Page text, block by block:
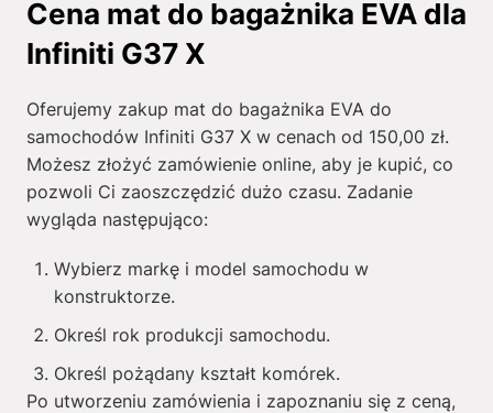
Cena mat do bagażnika EVA dla
Infiniti G37 X
Oferujemy zakup mat do bagażnika EVA do
samochodów Infiniti G37 X w cenach od 150,00 zł.
Możesz złożyć zamówienie online, aby je kupić, co
pozwoli Ci zaoszczędzić dużo czasu. Zadanie
wygląda następująco:
Wybierz markę i model samochodu w
konstruktorze.
Określ rok produkcji samochodu.
Określ pożądany kształt komórek.
Po utworzeniu zamówienia i zapoznaniu się z ceną,